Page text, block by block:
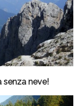
senza neve!